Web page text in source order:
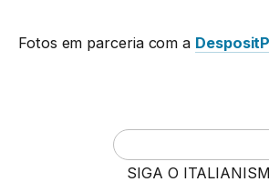
Fotos em parceria com a
SIGA O